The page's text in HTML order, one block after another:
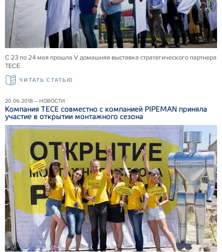
С 23 по 24 мая прошла V домашняя выставка стратегического партнера
ТЕСЕ
ЧИТАТЬ СТАТЬЮ
20.06.2018 – НОВОСТИ
Компания ТЕСЕ совместно с компанией PIPEMAN приняла
участие в открытии монтажного сезона